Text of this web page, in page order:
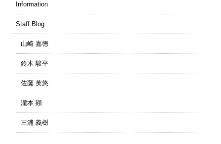
Information
Staff Blog
山崎 嘉徳
鈴木 駿平
佐藤 芙悠
瀧本 顕
三浦 義樹